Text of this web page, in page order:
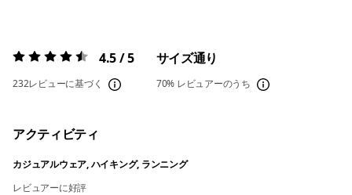
評価:4.5 / 5 4.5 / 5
232レビューに基づく
サイズ通り
70% レビュアーのうち
アクティビティ
カジュアルウェア, ハイキング, ランニング
レビュアーに好評